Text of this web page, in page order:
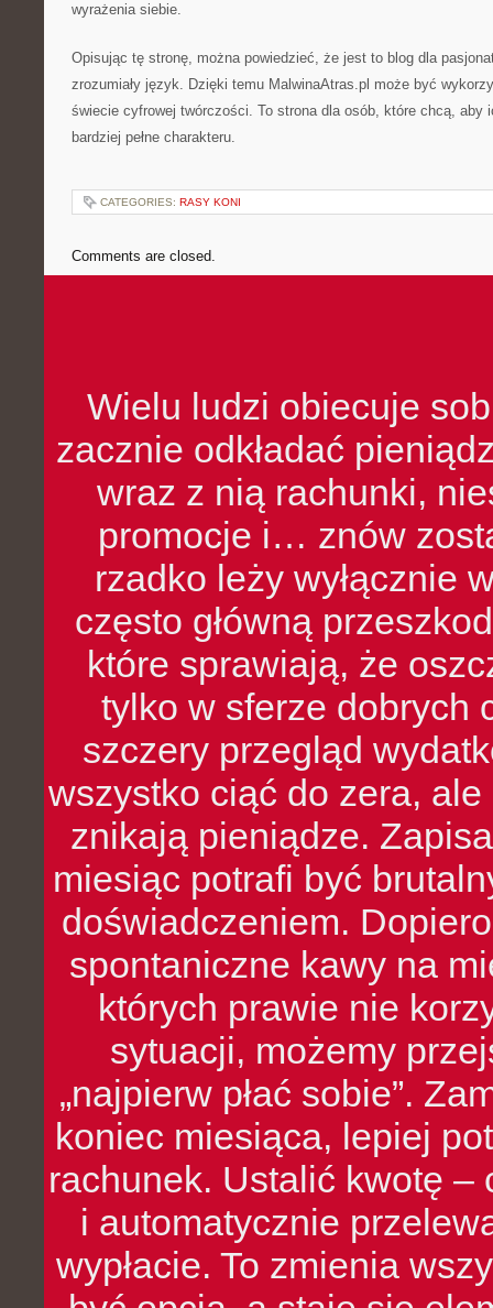
wyrażenia siebie.
Opisując tę stronę, można powiedzieć, że jest to blog dla
zrozumiały język. Dzięki temu MalwinaAtras.pl może być
świecie cyfrowej twórczości. To strona dla osób, które chcą, aby
bardziej pełne charakteru.
CATEGORIES: RASY KONI
Comments are closed.
Wielu ludzi obiecuje
zacznie odkładać
wraz z nią rachunki,
promocje i… znów
rzadko leży wyłącznie
często główną
które sprawiają, że
tylko w sferze dobrych
szczery przegląd
wszystko ciąć do zera,
znikają pieniądze.
miesiąc potrafi być
doświadczeniem.
spontaniczne kawy na
których prawie nie
sytuacji, możemy
„najpierw płać sobie”.
koniec miesiąca, lepiej
rachunek. Ustalić kwotę
i automatycznie
wypłacie. To zmienia